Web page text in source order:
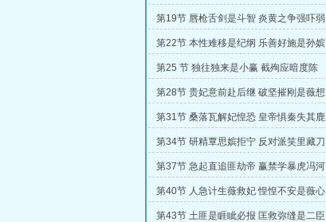
第19节 唇枪舌剑是斗智 炎黄之争强吓弱
第22节 本性难移是纪纲 乐善好施是孙嫔
第25 节 独往独来是小赢 截殉应暗度陈
第28节 贵妃意前赴后继 破坚摧刚是薇想
第31节 桑落瓦解妃惶恐 皇帝惧秦失其鹿
第34节 研精覃思嫔拒宁 反对派笑里藏刀
第37节 急起直追匪劫帝 赢禁学暴虎冯河
第40节 人急计生薇救妃 惶惶不安是薇心
第43节 土匪是睚眦必报 匡救弥缝是二臣